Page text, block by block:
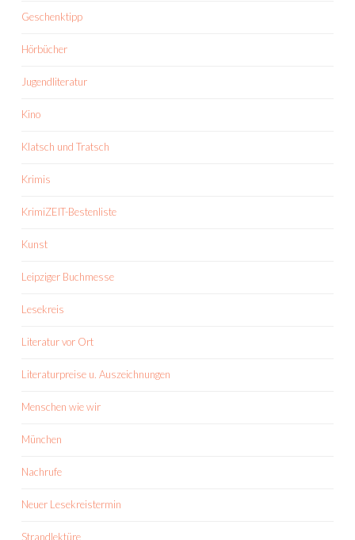
Geschenktipp
Hörbücher
Jugendliteratur
Kino
Klatsch und Tratsch
Krimis
KrimiZEIT-Bestenliste
Kunst
Leipziger Buchmesse
Lesekreis
Literatur vor Ort
Literaturpreise u. Auszeichnungen
Menschen wie wir
München
Nachrufe
Neuer Lesekreistermin
Strandlektüre